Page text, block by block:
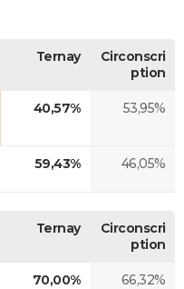
Ternay
Circonscri
ption
40,57% 53,95%
59,43% 46,05%
Ternay
Circonscri
ption
70,00% 66,32%